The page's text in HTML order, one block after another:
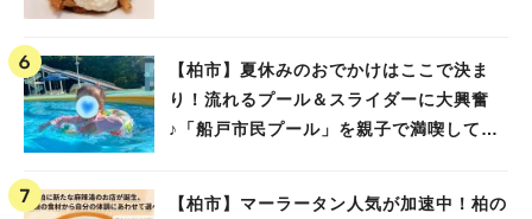
【柏市】夏休みのおでかけはここで決ま
り！流れるプール＆スライダーに大興奮
♪「船戸市民プール」を親子で満喫してき
【柏市】マーラータン人気が加速中！柏の